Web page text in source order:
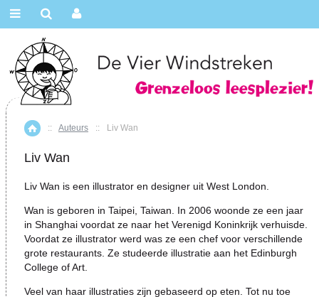
Home
:: Auteurs :: Liv Wan
Liv Wan
Liv Wan is een illustrator en designer uit West London.
Wan is geboren in Taipei, Taiwan. In 2006 woonde ze een jaar
in Shanghai voordat ze naar het Verenigd Koninkrijk verhuisde.
Voordat ze illustrator werd was ze een chef voor verschillende
grote restaurants. Ze studeerde illustratie aan het Edinburgh
College of Art.
Veel van haar illustraties zijn gebaseerd op eten. Tot nu toe